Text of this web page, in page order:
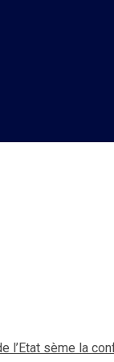
l’Etat sème la